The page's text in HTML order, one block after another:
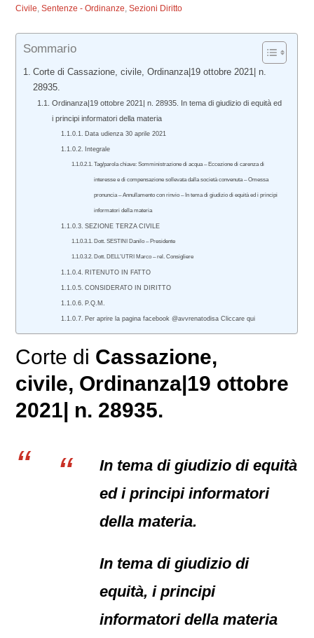
Civile,Sentenze - Ordinanze,Sezioni Diritto
Sommario
Corte di Cassazione, civile, Ordinanza|19 ottobre 2021| n.
28935.
Ordinanza|19 ottobre 2021| n. 28935. In tema di giudizio di equità ed
i principi informatori della materia
Data udienza 30 aprile 2021
Integrale
Tag/parola chiave: Somministrazione di acqua – Eccezione di carenza di
interesse e di compensazione sollevata dalla società convenuta – Omessa
pronuncia – Annullamento con rinvio – In tema di giudizio di equità ed i principi
informatori della materia
SEZIONE TERZA CIVILE
Dott. SESTINI Danilo – Presidente
Dott. DELL’UTRI Marco – rel. Consigliere
RITENUTO IN FATTO
CONSIDERATO IN DIRITTO
P.Q.M.
Per aprire la pagina facebook @avvrenatodisa Cliccare qui
Corte di Cassazione,
civile, Ordinanza|19 ottobre
2021| n. 28935.
In tema di giudizio di equità
ed i principi informatori
della materia.
In tema di giudizio di
equità, i principi
informatori della materia